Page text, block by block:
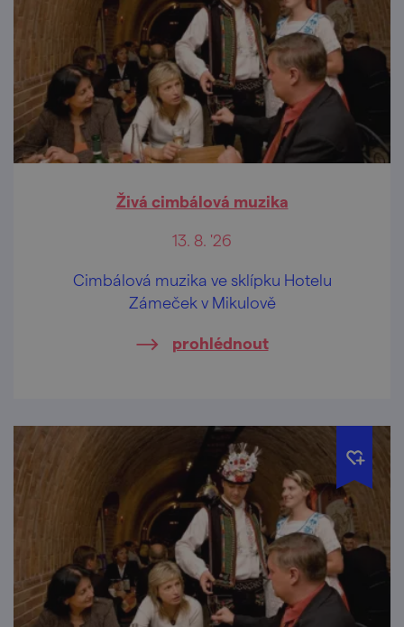
Živá cimbálová muzika
13. 8. '26
Cimbálová muzika ve sklípku Hotelu
Zámeček v Mikulově
prohlédnout